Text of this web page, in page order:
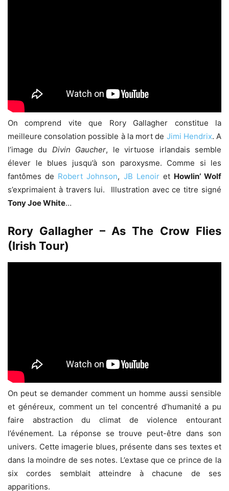
On comprend vite que Rory Gallagher constitue la
meilleure consolation possible à la mort de Jimi Hendrix. A
l’image du Divin Gaucher, le virtuose irlandais semble
élever le blues jusqu’à son paroxysme. Comme si les
fantômes de Robert Johnson, JB Lenoiret Howlin’ Wolf
s’exprimaient à travers lui. Illustration avec ce titre signé
Tony Joe White…
Rory Gallagher – As The Crow Flies
(Irish Tour)
On peut se demander comment un homme aussi sensible
et généreux, comment un tel concentré d’humanité a pu
faire abstraction du climat de violence entourant
l’événement. La réponse se trouve peut-être dans son
univers. Cette imagerie blues, présente dans ses textes et
dans la moindre de ses notes. L’extase que ce prince de la
six cordes semblait atteindre à chacune de ses
apparitions.